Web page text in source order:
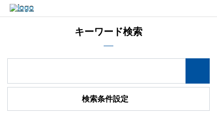
キーワード検索
検索条件設定